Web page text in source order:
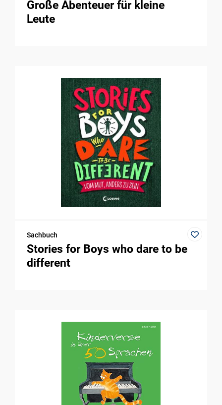
Große Abenteuer für kleine
Leute
Sachbuch
Stories for Boys who dare to be
different